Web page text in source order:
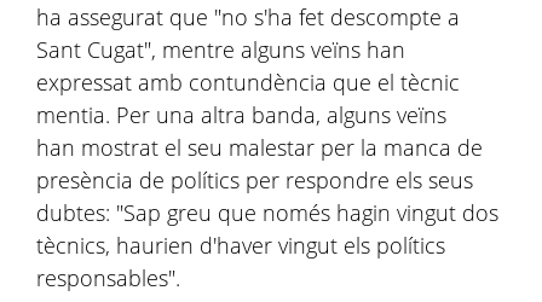
ha assegurat que "no s'ha fet descompte a
Sant Cugat", mentre alguns veïns han
expressat amb contundència que el tècnic
mentia. Per una altra banda, alguns veïns
han mostrat el seu malestar per la manca de
presència de polítics per respondre els seus
dubtes: "Sap greu que només hagin vingut dos
tècnics, haurien d'haver vingut els polítics
responsables".